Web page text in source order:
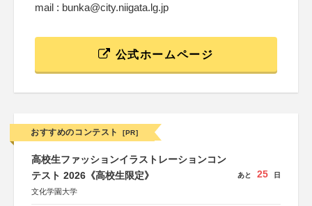
mail : bunka@city.niigata.lg.jp
公式ホームページ
おすすめのコンテスト [PR]
高校生ファッションイラストレーションコン
テスト 2026《高校生限定》
文化学園大学
あと 25 日